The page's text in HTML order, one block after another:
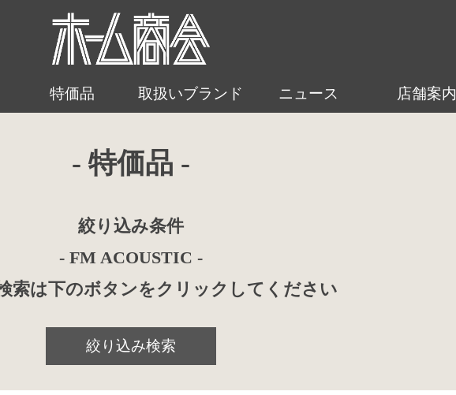
特価品 取扱いブランド ニュース 店舗案内
- 特価品 -
絞り込み条件
- FM ACOUSTIC -
索は下のボタンをクリックしてください
絞り込み検索